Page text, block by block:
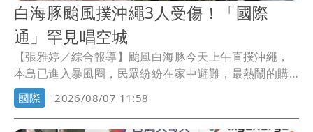
白海豚颱風撲沖繩3人受傷！「國際
通」罕見唱空城
【張雅婷／綜合報導】颱風白海豚今天上午直撲沖繩，
本島已進入暴風圈，民眾紛紛在家中避難，最熱鬧的購
物勝地「國際通」空無一人，已知有3人受傷。
國際 2026/08/07 11:58